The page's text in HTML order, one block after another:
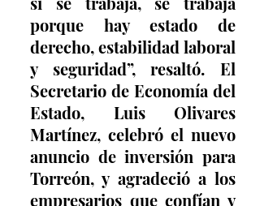
porque hay estado de
derecho, estabilidad laboral
y seguridad”, resaltó. El
Secretario de Economía del
Estado, Luis Olivares
Martínez, celebró el nuevo
anuncio de inversión para
Torreón, y agradeció a los
empresarios que confían y